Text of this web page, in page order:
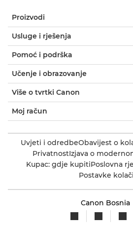
Proizvodi
Usluge i rješenja
Pomoć i podrška
Učenje i obrazovanje
Više o tvrtki Canon
Moj račun
Uvjeti i odredbeObavijest o
PrivatnostIzjava o
Kupac: gdje kupitiPoslovna
Postavke
Canon Bosnia